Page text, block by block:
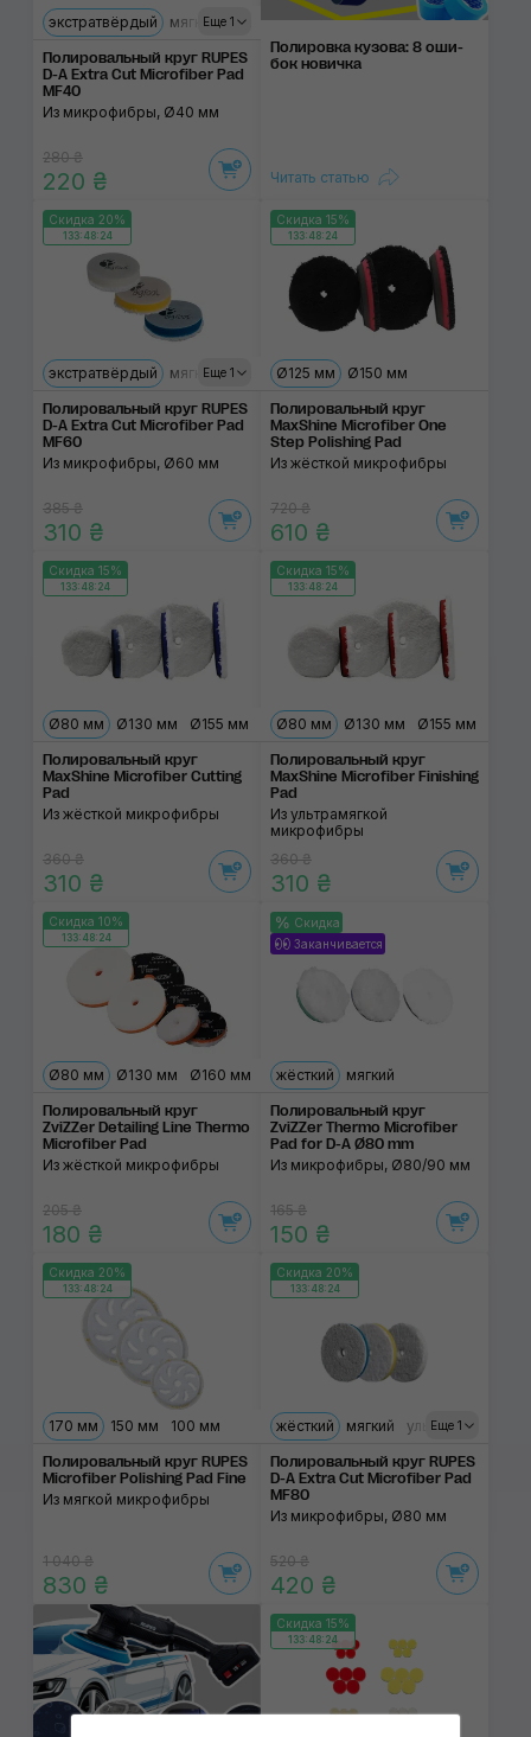
Еще 1
экстратвёрдый мягкий ультрамягкий
Полировальный круг RUPES
D-A Extra Cut Microfiber Pad
MF40
Из микрофибры, Ø40 мм
280 ₴
220 ₴
Полировка ку­зова: 8 оши­
бок нови­чка
Читать статью
Скидка 20%
133:48:24
Еще 1
экстратвёрдый мягкий ультрамягкий
Полировальный круг RUPES
D-A Extra Cut Microfiber Pad
MF60
Из микрофибры, Ø60 мм
385 ₴
310 ₴
Скидка 15%
133:48:24
Ø125 мм Ø150 мм
Полировальный круг
MaxShine Microfiber One
Step Polishing Pad
Из жёсткой микрофибры
720 ₴
610 ₴
Скидка 15%
133:48:24
Ø80 мм Ø130 мм Ø155 мм
Полировальный круг
MaxShine Microfiber Cutting
Pad
Из жёсткой микрофибры
360 ₴
310 ₴
Скидка 15%
133:48:24
Ø80 мм Ø130 мм Ø155 мм
Полировальный круг
MaxShine Microfiber Finishing
Pad
Из ультрамягкой
микрофибры
360 ₴
310 ₴
Скидка 10%
133:48:24
Ø80 мм Ø130 мм Ø160 мм
Полировальный круг
ZviZZer Detailing Line Thermo
Microfiber Pad
Из жёсткой микрофибры
205 ₴
180 ₴
Скидка
Заканчивается
жёсткий мягкий
Полировальный круг
ZviZZer Thermo Microfiber
Pad for D-A Ø80 mm
Из микрофибры, Ø80/90 мм
165 ₴
150 ₴
Скидка 20%
133:48:24
170 мм 150 мм 100 мм
Полировальный круг RUPES
Microfiber Polishing Pad Fine
Из мягкой микрофибры
1 040 ₴
830 ₴
Скидка 20%
133:48:24
Еще 1
жёсткий мягкий ультрамягкий
Полировальный круг RUPES
D-A Extra Cut Microfiber Pad
MF80
Из микрофибры, Ø80 мм
520 ₴
420 ₴
Скидка 15%
133:48:24